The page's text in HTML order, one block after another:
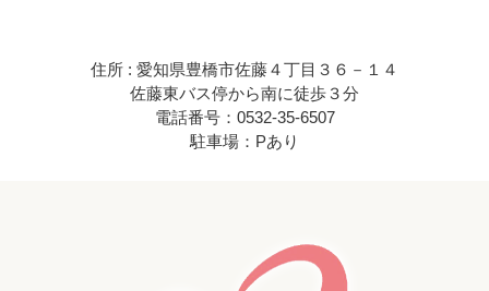
住所 : 愛知県豊橋市佐藤４丁目３６－１４
佐藤東バス停から南に徒歩３分
電話番号：0532-35-6507
駐車場：Pあり